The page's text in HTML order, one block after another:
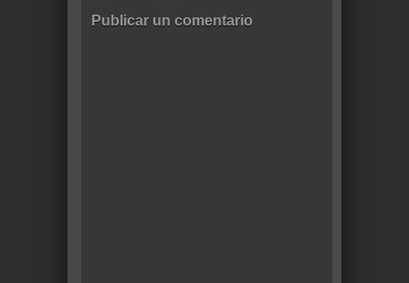
Publicar un comentario